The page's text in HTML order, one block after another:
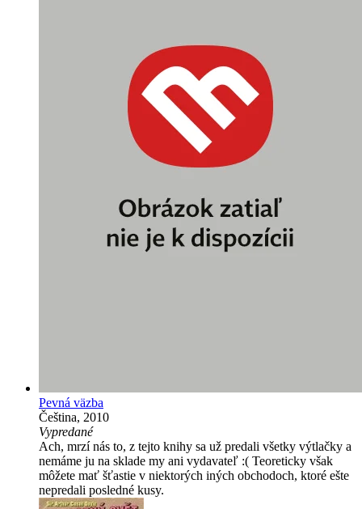
Pevná väzba
Čeština, 2010
Vypredané
Ach, mrzí nás to, z tejto knihy sa už predali všetky výtlačky a
nemáme ju na sklade my ani vydavateľ :( Teoreticky však
môžete mať šťastie v niektorých iných obchodoch, ktoré ešte
nepredali posledné kusy.